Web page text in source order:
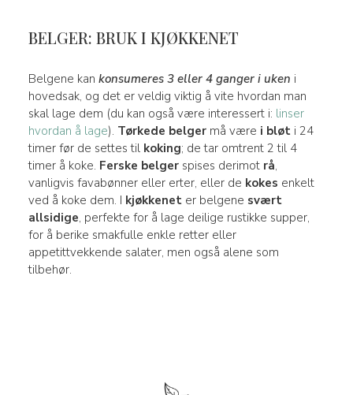
BELGER: BRUK I KJØKKENET
Belgene kan konsumeres 3 eller 4 ganger i uken i
hovedsak, og det er veldig viktig å vite hvordan man
skal lage dem (du kan også være interessert i: linser
hvordan å lage). Tørkede belgermå være i bløti 24
timer før de settes til koking; de tar omtrent 2 til 4
timer å koke. Ferske belgerspises derimot rå,
vanligvis favabønner eller erter, eller de kokes enkelt
ved å koke dem. I kjøkkeneter belgene svært
allsidige, perfekte for å lage deilige rustikke supper,
for å berike smakfulle enkle retter eller
appetittvekkende salater, men også alene som
tilbehør.